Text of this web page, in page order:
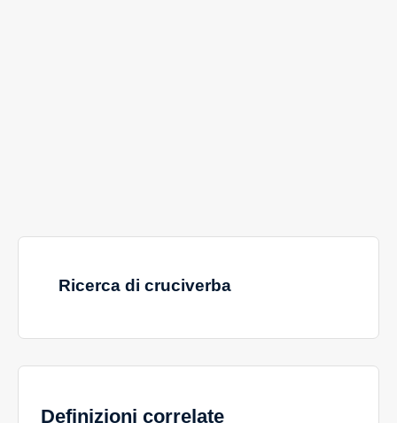
Ricerca di cruciverba
Definizioni correlate